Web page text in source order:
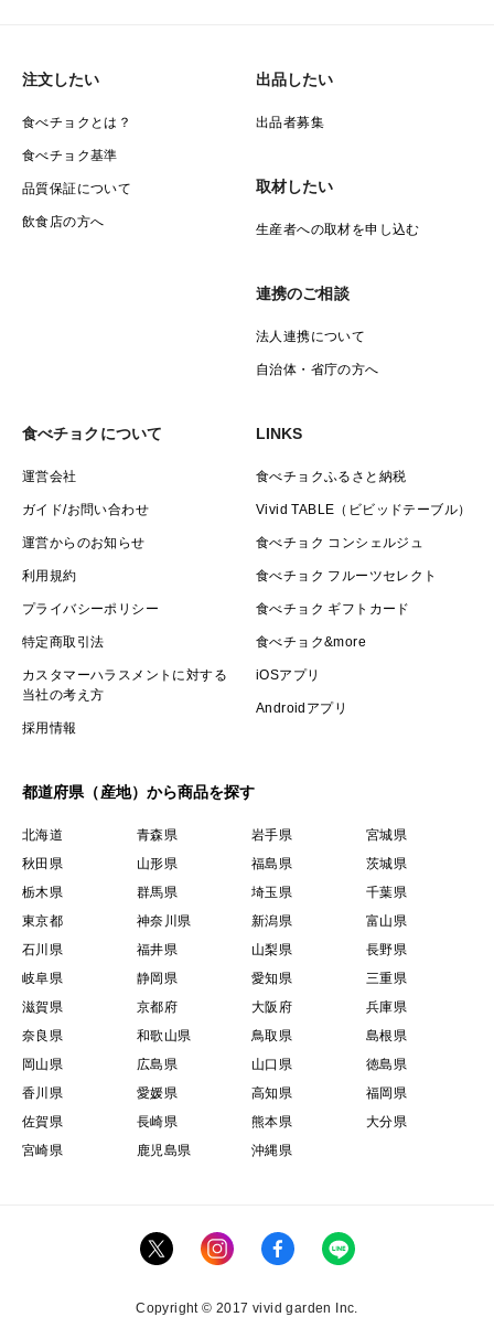
注文したい
食べチョクとは？
食べチョク基準
品質保証について
飲食店の方へ
出品したい
出品者募集
取材したい
生産者への取材を申し込む
連携のご相談
法人連携について
自治体・省庁の方へ
食べチョクについて
運営会社
ガイド/お問い合わせ
運営からのお知らせ
利用規約
プライバシーポリシー
特定商取引法
カスタマーハラスメントに対する
当社の考え方
採用情報
LINKS
食べチョクふるさと納税
Vivid TABLE（ビビッドテーブル）
食べチョク コンシェルジュ
食べチョク フルーツセレクト
食べチョク ギフトカード
食べチョク&more
iOSアプリ
Androidアプリ
都道府県（産地）から商品を探す
北海道 青森県 岩手県
宮城県
秋田県
山形県 福島県
茨城県
栃木県
群馬県 埼玉県
千葉県
東京都
神奈川県 新潟県
富山県
石川県
福井県 山梨県
長野県
岐阜県
静岡県 愛知県
三重県
滋賀県
京都府 大阪府
兵庫県
奈良県
和歌山県 鳥取県
島根県
岡山県
広島県 山口県
徳島県
香川県
愛媛県 高知県
福岡県
佐賀県
長崎県 熊本県
大分県
宮崎県
鹿児島県 沖縄県
Copyright © 2017 vivid garden Inc.